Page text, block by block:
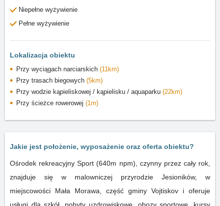
Niepełne wyżywienie
Pełne wyżywienie
Lokalizacja obiektu
Przy wyciągach narciarskich (11km)
Przy trasach biegowych (5km)
Przy wodzie kąpieliskowej / kąpielisku / aquaparku (22km)
Przy ścieżce rowerowej (1m)
Jakie jest położenie, wyposażenie oraz oferta obiektu?
Ośrodek rekreacyjny Sport (640m npm), czynny przez cały rok,
znajduje się w malowniczej przyrodzie Jesioników, w
miejscowości Mała Morawa, część gminy Vojtiskov i oferuje